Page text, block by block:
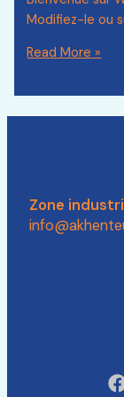
Modifiez-le ou
Bonjour
le
monde !
Read More »
Zone